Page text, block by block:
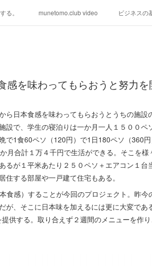
る。 munetomo.club video ビジネスの
の手料理 総集編 https://
を味わってもらおうと努力を
日本食感を味わってもらおうとうちの施設
設で、学生の寝泊りは一か月一人１５００ペ
で1食60ペソ（120円）で1日180ペソ（360
月合計１万４千円で生活ができる。そこを
るが１平米あたり２５０ペソ＋エアコン１台
する部屋や一戸建て住宅もある。
感）することが今回のプロジェクト。昨今
が、そこに日本味を加えるには更に大変で
供する。取り合えず２週間のメニューを作